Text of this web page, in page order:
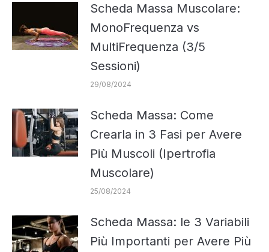
Scheda Massa Muscolare:
MonoFrequenza vs
MultiFrequenza (3/5
Sessioni)
29/08/2024
Scheda Massa: Come
Crearla in 3 Fasi per Avere
Più Muscoli (Ipertrofia
Muscolare)
25/08/2024
Scheda Massa: le 3 Variabili
Più Importanti per Avere Più